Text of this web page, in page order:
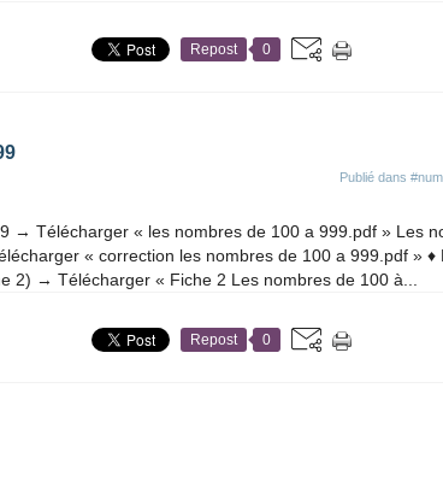
Repost 0
Publié dans
→ Télécharger « les nombres de 100 a 999.pdf » Les
« correction les nombres de 100 a 999.pdf » ♦
2) → Télécharger « Fiche 2 Les nombres de 100 à...
Repost 0